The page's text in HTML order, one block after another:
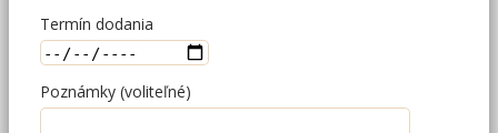
Termín dodania
Poznámky (voliteľné)